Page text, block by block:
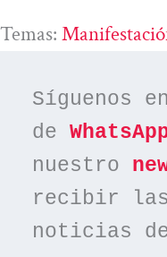
Temas:
Síguenos
de
nuestro
recibir
noticias